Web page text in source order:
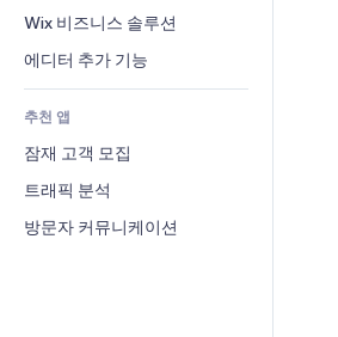
식품 및 음료
소식
배너 및 배지
계산기
검색
일기예보
차트 및 표
전화번호
커뮤니티
평가와 후기
CRM
Wix 비즈니스 솔루션
에디터 추가 기능
추천 앱
잠재 고객 모집
트래픽 분석
방문자 커뮤니케이션